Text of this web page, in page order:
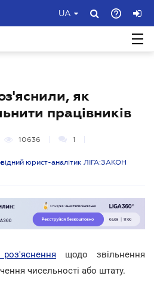
UA
як
працівників
10636 1
юрист-аналітик ЛІГА:ЗАКОН
щодо звільнення
чисельності або штату.